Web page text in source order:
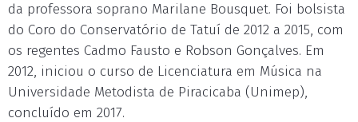
da professora soprano Marilane Bousquet. Foi bolsista
do Coro do Conservatório de Tatuí de 2012 a 2015, com
os regentes Cadmo Fausto e Robson Gonçalves. Em
2012, iniciou o curso de Licenciatura em Música na
Universidade Metodista de Piracicaba (Unimep),
concluído em 2017.